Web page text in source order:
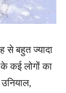
से बहुत ज्यादा
कई लोगों का